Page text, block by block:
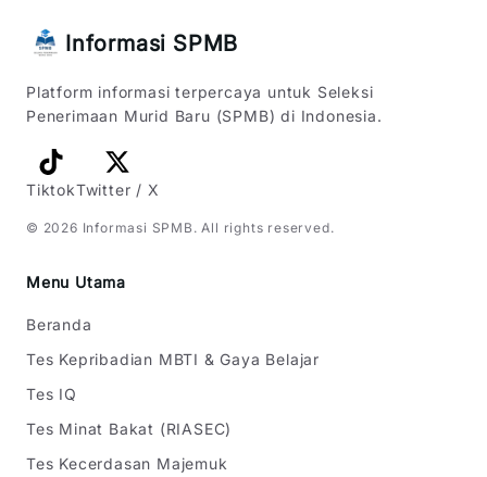
Informasi SPMB
Platform informasi terpercaya untuk Seleksi
Penerimaan Murid Baru (SPMB) di Indonesia.
TiktokTwitter / X
© 2026 Informasi SPMB . All rights reserved.
Menu Utama
Beranda
Tes Kepribadian MBTI & Gaya Belajar
Tes IQ
Tes Minat Bakat (RIASEC)
Tes Kecerdasan Majemuk